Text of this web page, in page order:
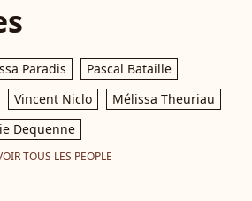
Paradis
Pascal Bataille
Vincent Niclo
Mélissa Theuriau
Dequenne
TOUS LES PEOPLE